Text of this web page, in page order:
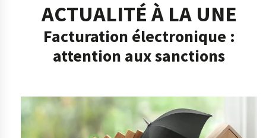
ACTUALITÉ À LA UNE
Facturation électronique :
attention aux sanctions